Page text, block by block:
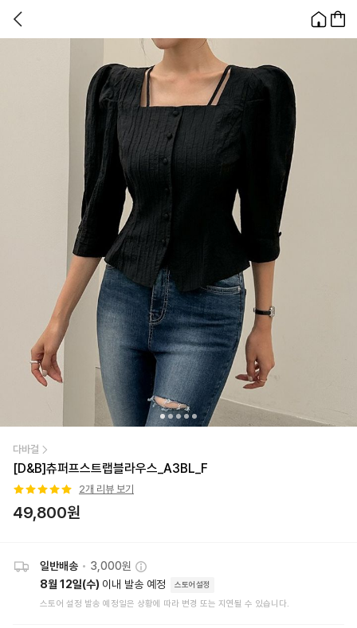
다바걸
[D&B]츄퍼프스트랩블라우스_A3BL_F
2개 리뷰 보기
49,800원
일반배송 • 3,000원
8월 12일(수) 이내 발송 예정 스토어설정
스토어 설정 발송 예정일은 상황에 따라 변경 또는 지연될 수 있습니다.